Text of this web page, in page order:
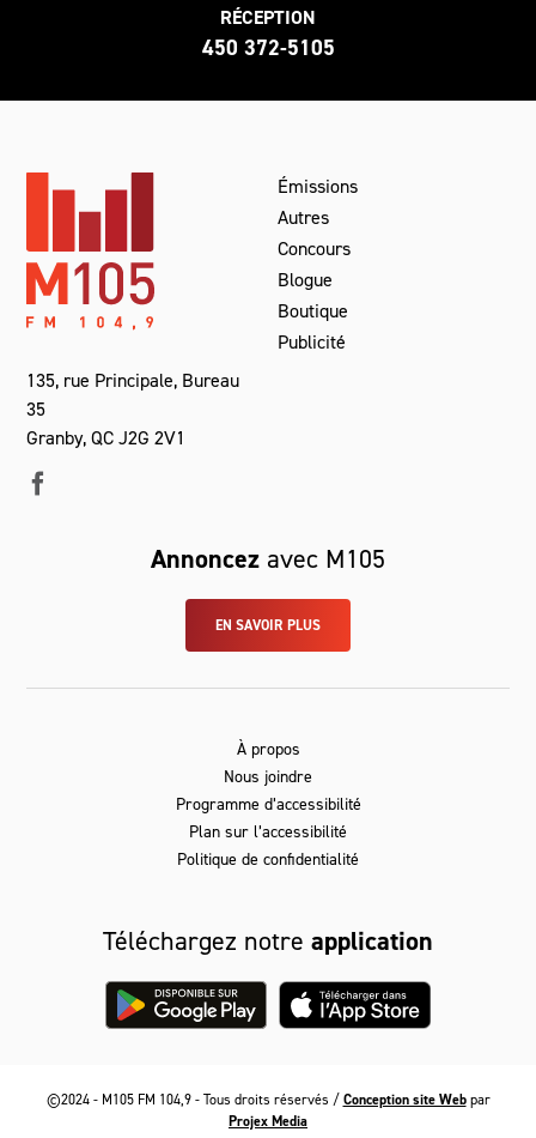
RÉCEPTION
450 372-5105
135, rue Principale, Bureau
35
Granby, QC J2G 2V1
Émissions
Autres
Concours
Blogue
Boutique
Publicité
Annoncez avec M105
EN SAVOIR PLUS
À propos
Nous joindre
Programme d’accessibilité
Plan sur l’accessibilité
Politique de confidentialité
Téléchargez notre application
©2024 - M105 FM 104,9 - Tous droits réservés /Conception site Webpar
Projex Media